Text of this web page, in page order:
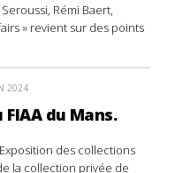
Rémi Baert,
» revient sur des points
2024
du Mans.
des collections
la collection privée de